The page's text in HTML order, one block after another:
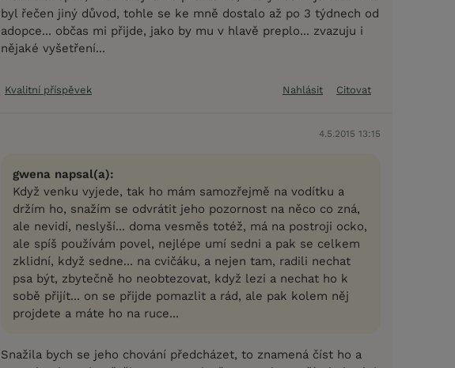
byl řečen jiný důvod, tohle se ke mně dostalo až po 3 týdnech od
adopce... občas mi přijde, jako by mu v hlavě preplo... zvazuju i
nějaké vyšetření...
Kvalitní příspěvek Nahlásit Citovat
4.5.2015 13:15
gwena napsal(a):
Když venku vyjede, tak ho mám samozřejmě na vodítku a
držím ho, snažím se odvrátit jeho pozornost na něco co zná,
ale nevidí, neslyší... doma vesměs totéž, má na postroji ocko,
ale spíš používám povel, nejlépe umí sedni a pak se celkem
zklidní, když sedne... na cvičáku, a nejen tam, radili nechat
psa být, zbytečně ho neobtezovat, když lezi a nechat ho k
sobě přijít... on se přijde pomazlit a rád, ale pak kolem něj
projdete a máte ho na ruce...
Snažila bych se jeho chování předcházet, to znamená číst ho a